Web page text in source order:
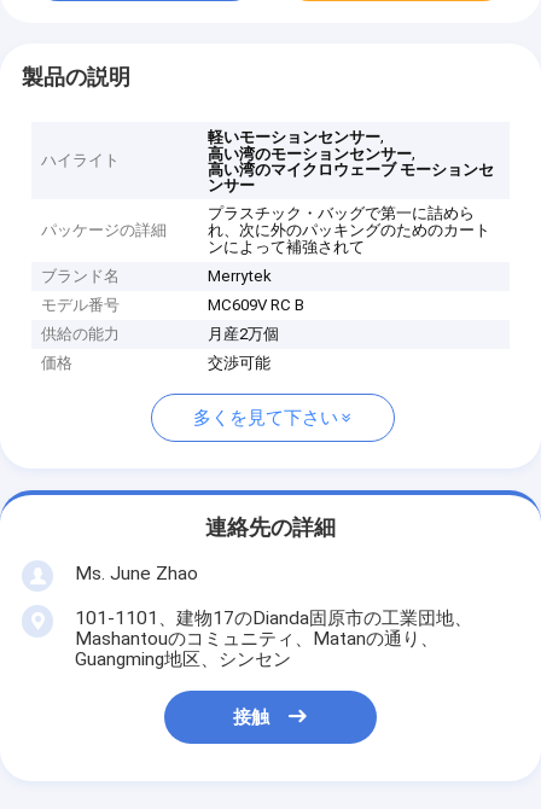
製品の説明
ハイライト
軽いモーションセンサー,
高い湾のモーションセンサー,
高い湾のマイクロウェーブ モーションセ
ンサー
パッケージの詳細
プラスチック・バッグで第一に詰めら
れ、次に外のパッキングのためのカート
ンによって補強されて
ブランド名
Merrytek
モデル番号
MC609V RC B
供給の能力
月産2万個
価格
交渉可能
多くを見て下さい
連絡先の詳細
Ms. June Zhao
101-1101、建物17のDianda固原市の工業団地、
Mashantouのコミュニティ、Matanの通り、
Guangming地区、シンセン
接触